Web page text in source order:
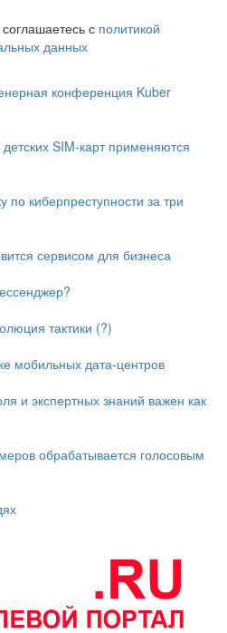
с политикой
данных
конференция Kuber
SIM-карт применяются
по киберпреступности за три
сервисом для бизнеса
тактики (?)
мобильных дата-центров
и экспертных знаний важен как
обрабатывается голосовым